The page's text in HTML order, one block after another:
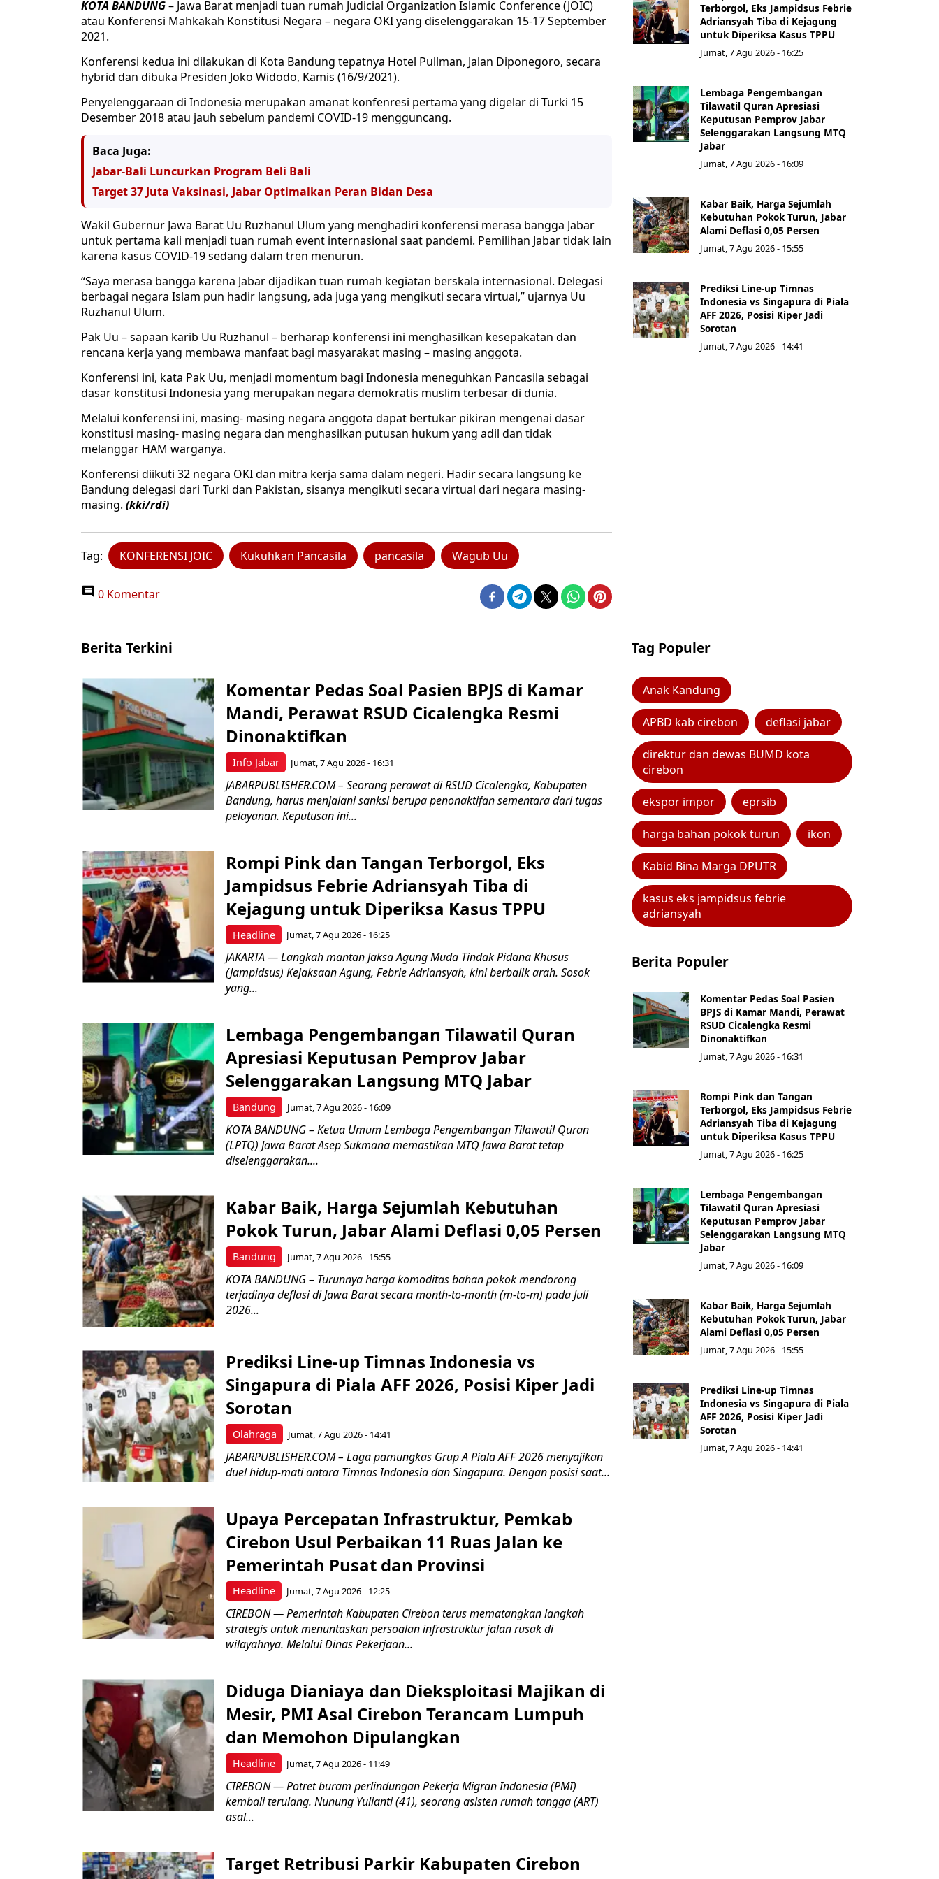
KOTA BANDUNG– Jawa Barat menjadi tuan rumah Judicial Organization Islamic Conference (JOIC)
atau Konferensi Mahkakah Konstitusi Negara – negara OKI yang diselenggarakan 15-17 September
2021.
Konferensi kedua ini dilakukan di Kota Bandung tepatnya Hotel Pullman, Jalan Diponegoro, secara
hybrid dan dibuka Presiden Joko Widodo, Kamis (16/9/2021).
Penyelenggaraan di Indonesia merupakan amanat konfenresi pertama yang digelar di Turki 15
Desember 2018 atau jauh sebelum pandemi COVID-19 mengguncang.
Baca Juga:
Jabar-Bali Luncurkan Program Beli Bali
Target 37 Juta Vaksinasi, Jabar Optimalkan Peran Bidan Desa
Wakil Gubernur Jawa Barat Uu Ruzhanul Ulum yang menghadiri konferensi merasa bangga Jabar
untuk pertama kali menjadi tuan rumah event internasional saat pandemi. Pemilihan Jabar tidak lain
karena kasus COVID-19 sedang dalam tren menurun.
“Saya merasa bangga karena Jabar dijadikan tuan rumah kegiatan berskala internasional. Delegasi
berbagai negara Islam pun hadir langsung, ada juga yang mengikuti secara virtual,” ujarnya Uu
Ruzhanul Ulum.
Pak Uu – sapaan karib Uu Ruzhanul – berharap konferensi ini menghasilkan kesepakatan dan
rencana kerja yang membawa manfaat bagi masyarakat masing – masing anggota.
Konferensi ini, kata Pak Uu, menjadi momentum bagi Indonesia meneguhkan Pancasila sebagai
dasar konstitusi Indonesia yang merupakan negara demokratis muslim terbesar di dunia.
Melalui konferensi ini, masing- masing negara anggota dapat bertukar pikiran mengenai dasar
konstitusi masing- masing negara dan menghasilkan putusan hukum yang adil dan tidak
melanggar HAM warganya.
Konferensi diikuti 32 negara OKI dan mitra kerja sama dalam negeri. Hadir secara langsung ke
Bandung delegasi dari Turki dan Pakistan, sisanya mengikuti secara virtual dari negara masing-
masing. (kki/rdi)
Tag: KONFERENSI JOIC Kukuhkan Pancasila pancasila Wagub Uu
0 Komentar
Terborgol, Eks Jampidsus Febrie
Adriansyah Tiba di Kejagung
untuk Diperiksa Kasus TPPU
Jumat, 7 Agu 2026 - 16:25
Lembaga Pengembangan
Tilawatil Quran Apresiasi
Keputusan Pemprov Jabar
Selenggarakan Langsung MTQ
Jabar
Jumat, 7 Agu 2026 - 16:09
Kabar Baik, Harga Sejumlah
Kebutuhan Pokok Turun, Jabar
Alami Deflasi 0,05 Persen
Jumat, 7 Agu 2026 - 15:55
Prediksi Line-up Timnas
Indonesia vs Singapura di Piala
AFF 2026, Posisi Kiper Jadi
Sorotan
Jumat, 7 Agu 2026 - 14:41
Berita Terkini
Info Jabar
Komentar Pedas Soal Pasien BPJS di Kamar
Mandi, Perawat RSUD Cicalengka Resmi
Dinonaktifkan
Jumat, 7 Agu 2026 - 16:31
JABARPUBLISHER.COM – Seorang perawat di RSUD Cicalengka, Kabupaten
Bandung, harus menjalani sanksi berupa penonaktifan sementara dari tugas
pelayanan. Keputusan ini...
Headline
Rompi Pink dan Tangan Terborgol, Eks
Jampidsus Febrie Adriansyah Tiba di
Kejagung untuk Diperiksa Kasus TPPU
Jumat, 7 Agu 2026 - 16:25
JAKARTA — Langkah mantan Jaksa Agung Muda Tindak Pidana Khusus
(Jampidsus) Kejaksaan Agung, Febrie Adriansyah, kini berbalik arah. Sosok
yang...
Bandung
Lembaga Pengembangan Tilawatil Quran
Apresiasi Keputusan Pemprov Jabar
Selenggarakan Langsung MTQ Jabar
Jumat, 7 Agu 2026 - 16:09
KOTA BANDUNG – Ketua Umum Lembaga Pengembangan Tilawatil Quran
(LPTQ) Jawa Barat Asep Sukmana memastikan MTQ Jawa Barat tetap
diselenggarakan....
Bandung
Kabar Baik, Harga Sejumlah Kebutuhan
Pokok Turun, Jabar Alami Deflasi 0,05 Persen
Jumat, 7 Agu 2026 - 15:55
KOTA BANDUNG – Turunnya harga komoditas bahan pokok mendorong
terjadinya deflasi di Jawa Barat secara month-to-month (m-to-m) pada Juli
2026...
Olahraga
Prediksi Line-up Timnas Indonesia vs
Singapura di Piala AFF 2026, Posisi Kiper Jadi
Sorotan
Jumat, 7 Agu 2026 - 14:41
JABARPUBLISHER.COM – Laga pamungkas Grup A Piala AFF 2026 menyajikan
duel hidup-mati antara Timnas Indonesia dan Singapura. Dengan posisi saat...
Headline
Upaya Percepatan Infrastruktur, Pemkab
Cirebon Usul Perbaikan 11 Ruas Jalan ke
Pemerintah Pusat dan Provinsi
Jumat, 7 Agu 2026 - 12:25
CIREBON — Pemerintah Kabupaten Cirebon terus mematangkan langkah
strategis untuk menuntaskan persoalan infrastruktur jalan rusak di
wilayahnya. Melalui Dinas Pekerjaan...
Headline
Diduga Dianiaya dan Dieksploitasi Majikan di
Mesir, PMI Asal Cirebon Terancam Lumpuh
dan Memohon Dipulangkan
Jumat, 7 Agu 2026 - 11:49
CIREBON — Potret buram perlindungan Pekerja Migran Indonesia (PMI)
kembali terulang. Nunung Yulianti (41), seorang asisten rumah tangga (ART)
asal...
Target Retribusi Parkir Kabupaten Cirebon
Tag Populer
Anak Kandung
APBD kab cirebon deflasi jabar
direktur dan dewas BUMD kota
cirebon
ekspor impor eprsib
harga bahan pokok turun ikon
Kabid Bina Marga DPUTR
kasus eks jampidsus febrie
adriansyah
Berita Populer
Komentar Pedas Soal Pasien
BPJS di Kamar Mandi, Perawat
RSUD Cicalengka Resmi
Dinonaktifkan
Jumat, 7 Agu 2026 - 16:31
Rompi Pink dan Tangan
Terborgol, Eks Jampidsus Febrie
Adriansyah Tiba di Kejagung
untuk Diperiksa Kasus TPPU
Jumat, 7 Agu 2026 - 16:25
Lembaga Pengembangan
Tilawatil Quran Apresiasi
Keputusan Pemprov Jabar
Selenggarakan Langsung MTQ
Jabar
Jumat, 7 Agu 2026 - 16:09
Kabar Baik, Harga Sejumlah
Kebutuhan Pokok Turun, Jabar
Alami Deflasi 0,05 Persen
Jumat, 7 Agu 2026 - 15:55
Prediksi Line-up Timnas
Indonesia vs Singapura di Piala
AFF 2026, Posisi Kiper Jadi
Sorotan
Jumat, 7 Agu 2026 - 14:41